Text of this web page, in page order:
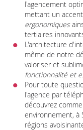
l'agencement
mettant un
ergonomiques
tertiaires
L'architecture
même de notre
valoriser et
fonctionnalité et
Pour toute
l'agence par
découvrez
environnement, à
régions